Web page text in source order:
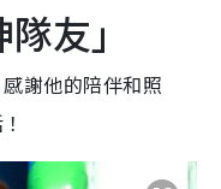
友」
謝他的陪伴和照